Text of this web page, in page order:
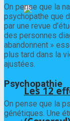
Les 12
On pense que la
psychopathe que
par une revue
des personnes
abandonnent »
plus tard dans la
ajustées.
Psychopathie
On pense que la
génétiques. Une